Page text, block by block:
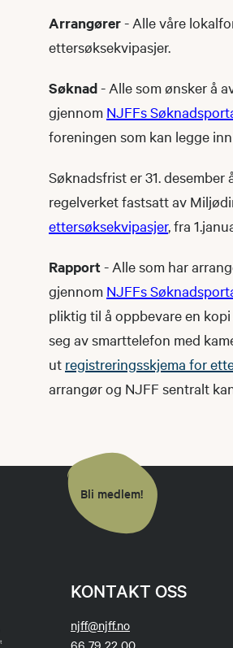
Arrangører- Alle våre
ettersøksekvipasjer.
Søknad- Alle som ønsker å
gjennom NJFFs
foreningen som kan legge
Søknadsfrist er 31.
regelverket fastsatt av
ettersøksekvipasjer, fra
Rapport- Alle som har
gjennom NJFFs
pliktig til å oppbevare en
seg av smarttelefon med
ut registreringsskjema for
arrangør og NJFF sentralt
Bli medlem!
KONTAKT OSS
njff@njff.no
66 79 22 00